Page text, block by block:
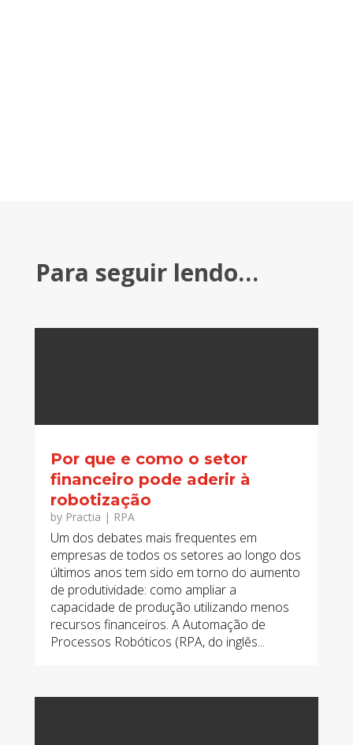
Para seguir lendo…
Por que e como o setor
financeiro pode aderir à
robotização
by Practia | RPA
Um dos debates mais frequentes em
empresas de todos os setores ao longo dos
últimos anos tem sido em torno do aumento
de produtividade: como ampliar a
capacidade de produção utilizando menos
recursos financeiros. A Automação de
Processos Robóticos (RPA, do inglês...